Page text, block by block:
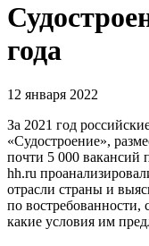
года
12 января 2022
За 2021 год
«Судостроение»,
почти 5 000 вакансий
hh.ru
отрасли страны и
по востребованности,
какие условия им